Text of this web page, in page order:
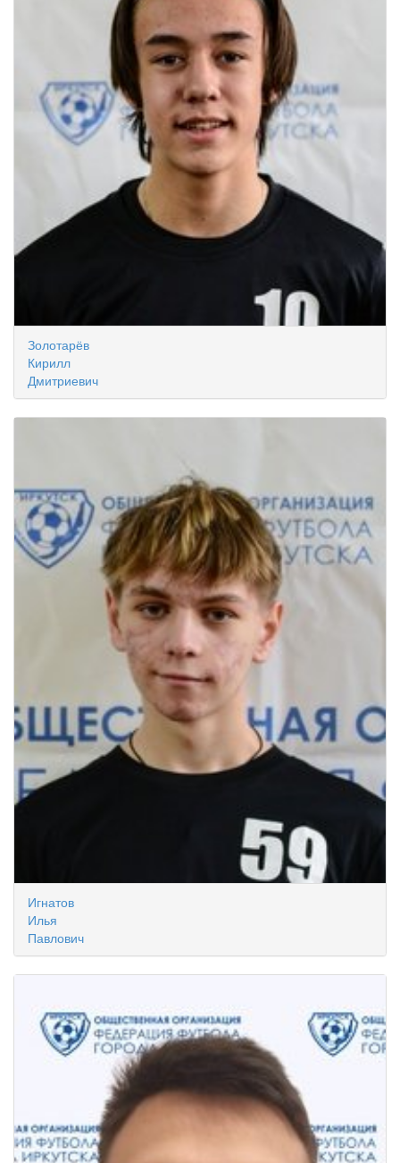
Золотарёв
Кирилл
Дмитриевич
Игнатов
Илья
Павлович